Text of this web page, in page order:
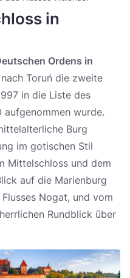
in
Ordens in
Toruń die zweite
in die Liste des
aufgenommen wurde.
Burg
im gotischen Stil
Mittelschloss und dem
auf die Marienburg
Nogat, und vom
Rundblick über